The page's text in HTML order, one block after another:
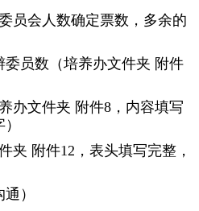
员会人数确定票数，多余的
员数（培养办文件夹 附件
办文件夹 附件8 ，内容填写
夹 附件12 ，表头填写完整，
）